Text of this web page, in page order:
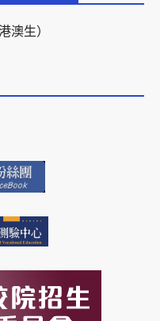
澳生）